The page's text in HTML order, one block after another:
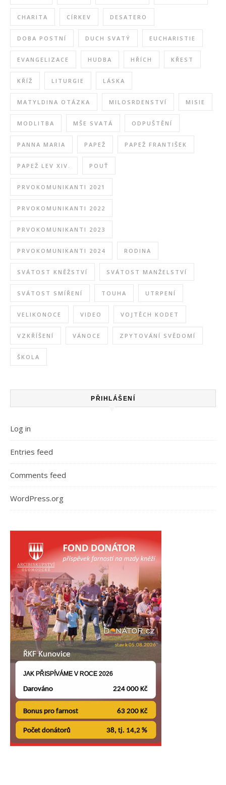
CHARITA CÍRKEV DESATERO
DOBA POSTNÍ DUCH SVATÝ EUCHARISTIE
EVANGELIZACE HUDBA HŘÍCH KŘEST
KŘÍŽ LITURGIE LÁSKA
MATYLDINA OTÁZKA MILOSRDENSTVÍ MISIE
MODLITBA MŠE SVATÁ ODPUŠTĚNÍ
PANNA MARIA PAPEŽ PAPEŽ FRANTIŠEK
PAPEŽ LEV XIV. POUŤ
PRVOKOMUNIKANTI 2021
PRVOKOMUNIKANTI 2022
PRVOKOMUNIKANTI 2023
PRVOKOMUNIKANTI 2024 RODINA
SVÁTOST KNĚŽSTVÍ SVÁTOST MANŽELSTVÍ
SVÁTOST SMÍŘENÍ TOUHA UTRPENÍ
VELIKONOCE VIDEO VOJTĚCH KODET
VZKŘÍŠENÍ VÁNOCE ZPYTOVÁNÍ SVĚDOMÍ
ŠKOLA
PŘIHLÁŠENÍ
Log in
Entries feed
Comments feed
WordPress.org